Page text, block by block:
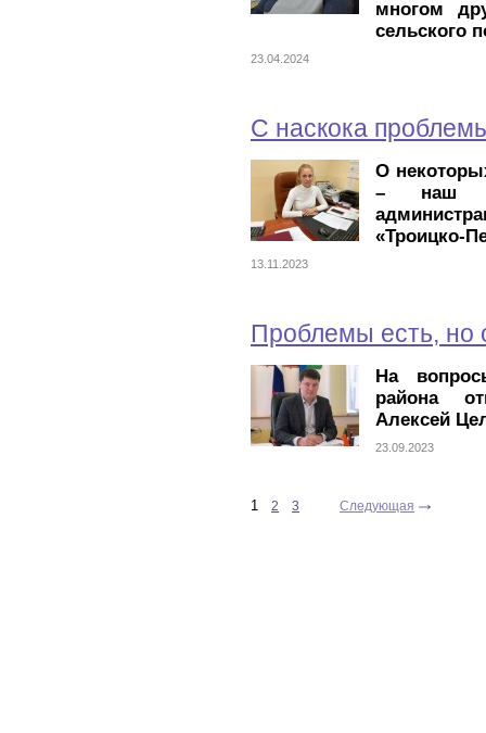
многом
сельского
23.04.2024
С наскока
О
– наш
«Троицко-
13.11.2023
Проблемы есть, но
На
района
Алексей
23.09.2023
1 2 3 Следующая